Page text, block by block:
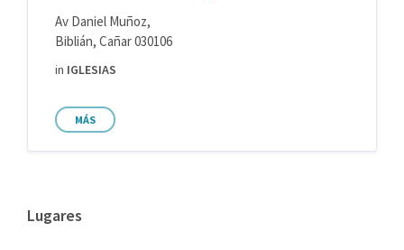
Av Daniel Muñoz,
Biblián, Cañar 030106
in IGLESIAS
MÁS
Lugares